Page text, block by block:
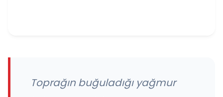
Toprağın buğuladığı yağmur